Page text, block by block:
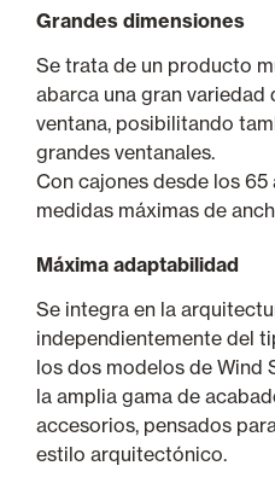
Grandes dimensiones
Se trata de un producto
abarca una gran variedad
ventana, posibilitando
grandes ventanales.
Con cajones desde los 65
medidas máximas de
Máxima adaptabilidad
Se integra en la
independientemente del
los dos modelos de Wind
la amplia gama de
accesorios, pensados
estilo arquitectónico.